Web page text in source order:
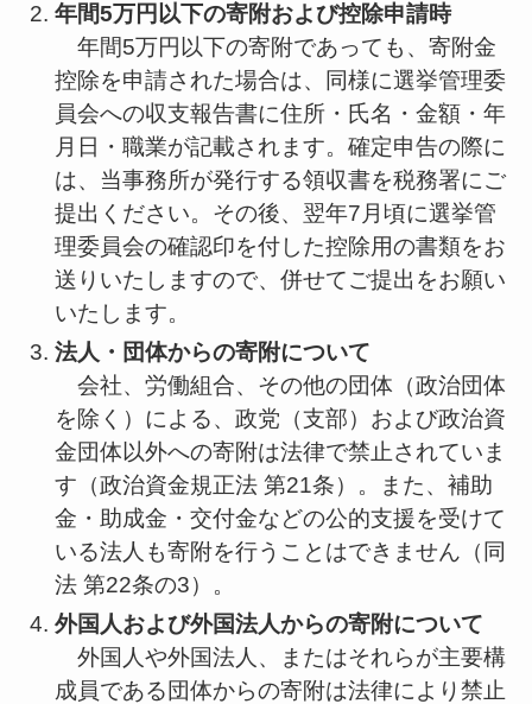
年間5万円以下の寄附および控除申請時
年間5万円以下の寄附であっても、寄附金
控除を申請された場合は、同様に選挙管理委
員会への収支報告書に住所・氏名・金額・年
月日・職業が記載されます。確定申告の際に
は、当事務所が発行する領収書を税務署にご
提出ください。その後、翌年7月頃に選挙管
理委員会の確認印を付した控除用の書類をお
送りいたしますので、併せてご提出をお願い
いたします。
法人・団体からの寄附について
会社、労働組合、その他の団体（政治団体
を除く）による、政党（支部）および政治資
金団体以外への寄附は法律で禁止されていま
す（政治資金規正法 第21条）。また、補助
金・助成金・交付金などの公的支援を受けて
いる法人も寄附を行うことはできません（同
法 第22条の3）。
外国人および外国法人からの寄附について
外国人や外国法人、またはそれらが主要構
成員である団体からの寄附は法律により禁止